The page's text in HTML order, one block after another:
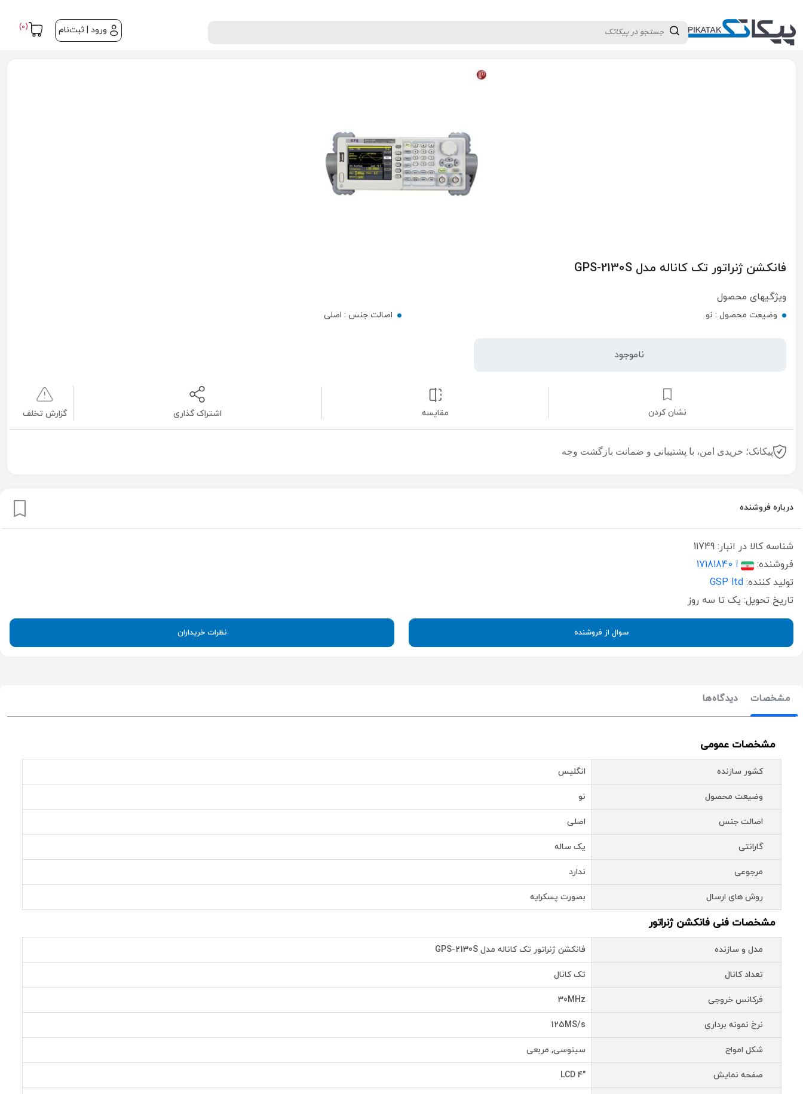
ورود | ثبت‌نام (0)
پیکاتک / تجهیزات تست و اندازه گیری / الکترونیک
فانکشن ژنراتور تک کاناله مدل GPS-2130S
ویژگیهای محصول
وضیعت محصول : نو اصالت جنس : اصلی
ناموجود
نشان کردن مقایسه اشتراک گذاری گزارش تخلف
پیکاتک؛ خریدی امن، با پشتیبانی و ضمانت بازگشت وجه
درباره فروشنده
شناسه کالا در انبار: 11749
فروشنده:
❕ 17181840
تولید کننده: GSP ltd
تاریخ تحویل: یک تا سه روز
سوال از فروشنده نظرات خریداران
مشخصات دیدگاه‌ها
مشخصات عمومی
کشور سازنده انگلیس
وضیعت محصول نو
اصالت جنس اصلی
گارانتی یک ساله
مرجوعی ندارد
روش های ارسال بصورت پسکرایه
مشخصات فنی فانکشن ژنراتور
مدل و سازنده فانکشن ژنراتور تک کاناله مدل GPS-2130S
تعداد کانال تک کانال
فرکانس خروجی 30MHz
نرخ نمونه برداری 125MS/s
شکل امواج سینوسی, مربعی
صفحه نمایش "4 LCD